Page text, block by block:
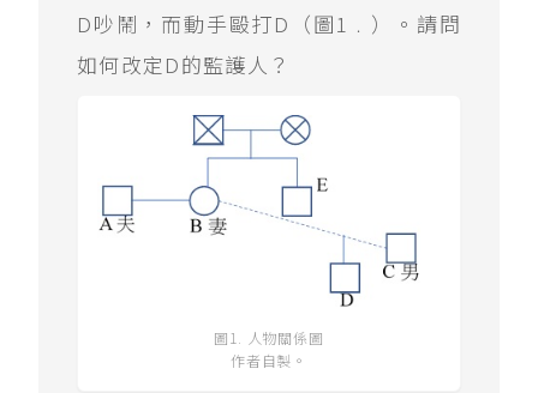
D吵鬧，而動手毆打D（圖1﹒）。請問
如何改定D的監護人？
圖1. 人物關係圖
作者自製。